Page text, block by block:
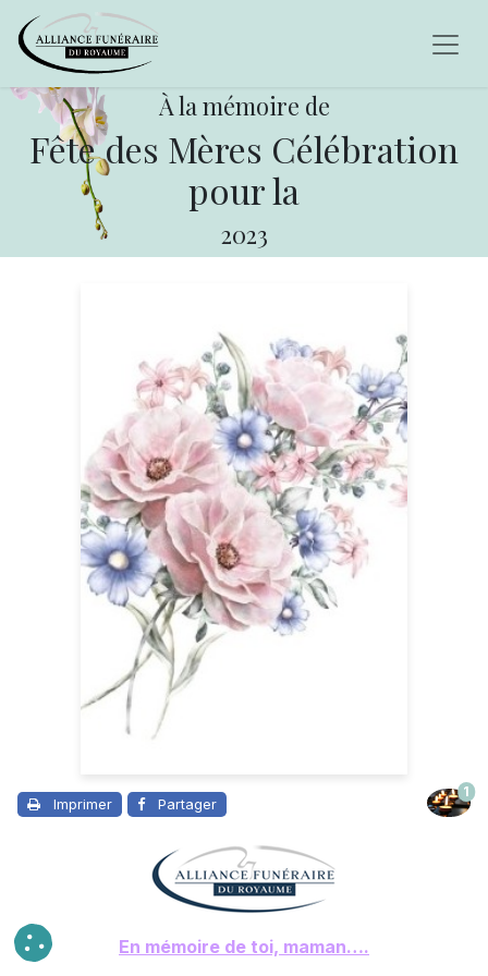
À la mémoire de
Fête des Mères Célébration
pour la
2023
Imprimer Partager
1
En mémoire de toi, maman….